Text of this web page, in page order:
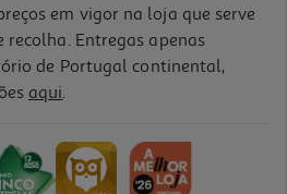
4k Ethernet 1.5 Mt
em vigor na loja que serve
Entregas apenas
de Portugal continental,
aqui.